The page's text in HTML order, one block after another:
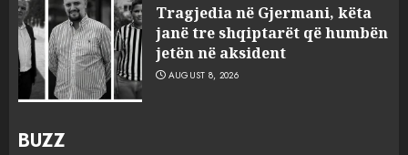
Tragjedia në Gjermani, këta
janë tre shqiptarët që humbën
jetën në aksident
AUGUST 8, 2026
BUZZ